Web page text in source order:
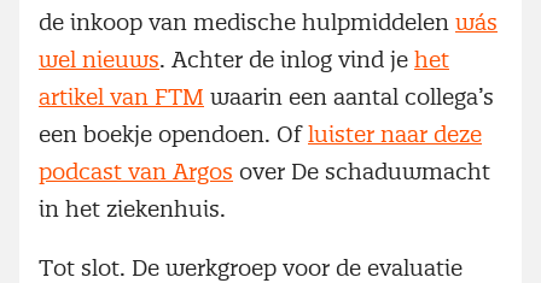
de inkoop van medische hulpmiddelen wás
wel nieuws. Achter de inlog vind je het
artikel van FTM waarin een aantal collega’s
een boekje opendoen. Ofluister naar deze
podcast van Argos over De schaduwmacht
in het ziekenhuis.
Tot slot. De werkgroep voor de evaluatie